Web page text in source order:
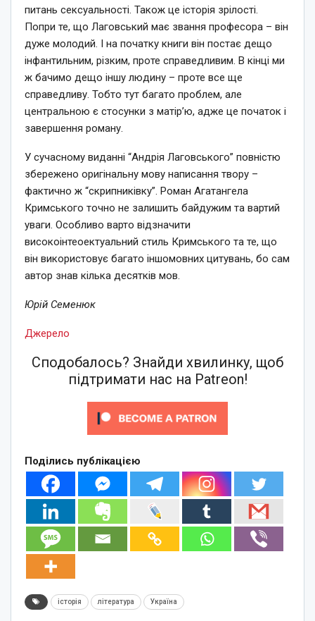
питань сексуальності. Також це історія зрілості.
Попри те, що Лаговський має звання професора – він
дуже молодий. І на початку книги він постає дещо
інфантильним, різким, проте справедливим. В кінці ми
ж бачимо дещо іншу людину – проте все ще
справедливу. Тобто тут багато проблем, але
центральною є стосунки з матір’ю, адже це початок і
завершення роману.
У сучасному виданні “Андрія Лаговського” повністю
збережено оригінальну мову написання твору –
фактично ж “скрипниківку”. Роман Агатангела
Кримського точно не залишить байдужим та вартий
уваги. Особливо варто відзначити
високоінтеоектуальний стиль Кримського та те, що
він використовує багато іншомовних цитувань, бо сам
автор знав кілька десятків мов.
Юрій Семенюк
Джерело
Сподобалось? Знайди хвилинку, щоб
підтримати нас на Patreon!
Поділись публікацією
історія література Україна